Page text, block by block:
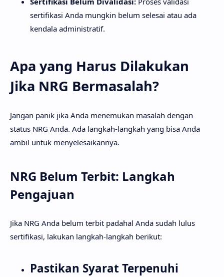
sertifikasi Anda mungkin belum selesai atau ada
kendala administratif.
Apa yang Harus Dilakukan
Jika NRG Bermasalah?
Jangan panik jika Anda menemukan masalah dengan
status NRG Anda. Ada langkah-langkah yang bisa Anda
ambil untuk menyelesaikannya.
NRG Belum Terbit: Langkah
Pengajuan
Jika NRG Anda belum terbit padahal Anda sudah lulus
sertifikasi, lakukan langkah-langkah berikut:
Pastikan Syarat Terpenuhi